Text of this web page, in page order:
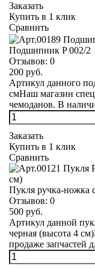
Заказать
Купить в 1 клик
Сравнить
Подшипник P 002/2
Отзывов: 0
200 руб.
Артикул данного
смНаш магазин
чемоданов. В
Заказать
Купить в 1 клик
Сравнить
Пукля ручка-ножка
Отзывов: 0
500 руб.
Артикул данной
черная (высота 4
продаже запчастей